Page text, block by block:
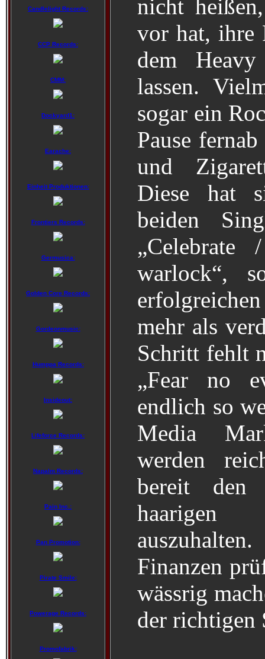
Candlelight Records:
CCP Records:
CMM:
Dockyard1:
Earache:
Einheit Produktionen:
Frontiers Records:
Germusica:
Golden Core Records:
Gordeonmusic:
Humppa Records:
Insideout:
Lifeforce Records:
Napalm Records:
Pain Inc.:
Pan Promotion:
Pirate Smile:
Powerage Records:
Promofabrik:
nicht
vor hat, ihre
dem
lassen.
sogar ein
Pause
und
Diese hat
beiden
warlock“,
mehr als
Schritt fehlt
„Fear no
endlich so
Media
werden
bereit den
Finanzen
wässrig
der richtigen